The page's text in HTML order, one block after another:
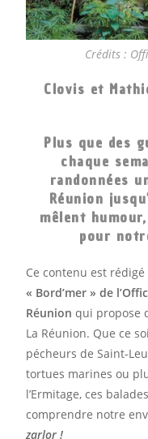
Crédits :
Clovis et
Plus que des
chaque
randonnées
Réunion
mêlent
pour
Ce contenu est
« Bord’mer » de
Réunion qui propose
La Réunion. Que ce
pécheurs de Saint-
tortues marines ou
l’Ermitage, ces
comprendre notre
zarlor !